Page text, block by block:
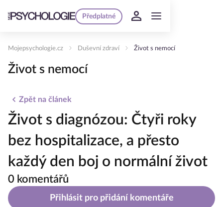
Předplatné
Mojepsychologie.cz Duševní zdraví Život s nemocí
Život s nemocí
Zpět na článek
Život s diagnózou: Čtyři roky
bez hospitalizace, a přesto
každý den boj o normální život
0 komentářů
Přihlásit pro přidání komentáře